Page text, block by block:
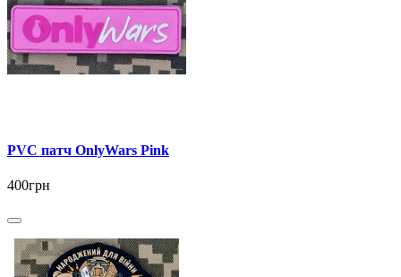
PVC патч OnlyWars Pink
400грн